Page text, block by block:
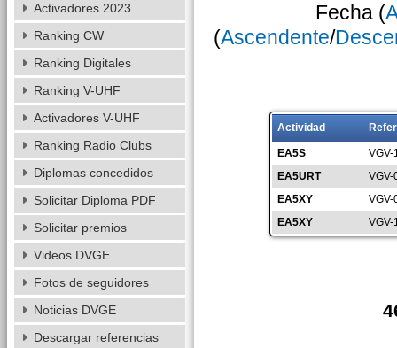
Fecha (
(Ascendente/
Actividad
EA5S
VGV-
EA5URT
VGV-
EA5XY
VGV-
EA5XY
VGV-
Activadores 2023
Ranking CW
Ranking Digitales
Ranking V-UHF
Activadores V-UHF
Ranking Radio Clubs
Diplomas concedidos
Solicitar Diploma PDF
Solicitar premios
Videos DVGE
Fotos de seguidores
Noticias DVGE
Descargar referencias